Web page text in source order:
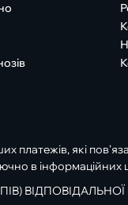
платежів, які
в інформаційних
ВІДПОВІДАЛЬНОЇ